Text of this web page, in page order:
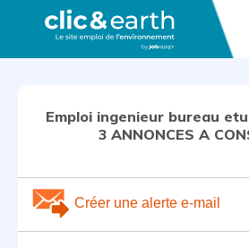
Emploi ingenieur bureau
3 ANNONCES A
Créer une alerte e-mail